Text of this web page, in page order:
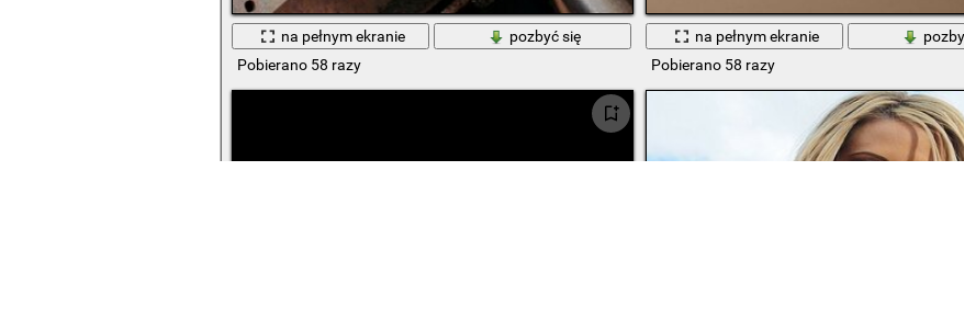
na pełnym ekranie
pozbyć się
Pobierano 58 razy
na pełnym ekranie
Pobierano 58 razy